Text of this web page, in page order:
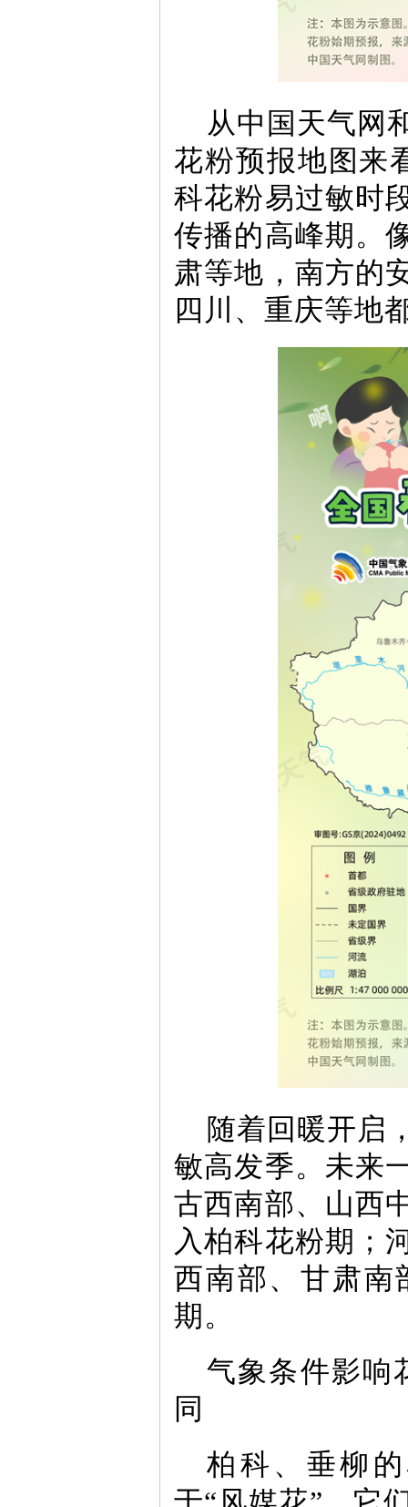
从中国天气网
花粉预报地图来
科花粉易过敏时
传播的高峰期。
肃等地，南方的
四川、重庆等地
随着回暖开启
敏高发季。未来
古西南部、山西
入柏科花粉期；
西南部、甘肃南
期。
气象条件影响
同
柏科、垂柳